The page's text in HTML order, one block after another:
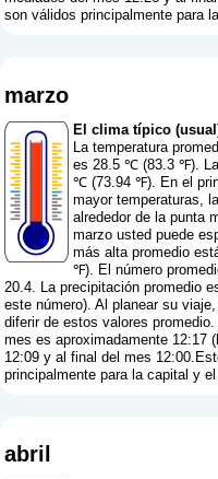
son válidos principalmente para
marzo
El clima típico
La temperatura
es 28.5 ℃ (83.3 ℉). La
℃ (73.94 ℉). En el
mayor temperaturas,
alrededor de la punta
marzo usted puede
más alta promedio
℉). El número
20.4. La precipitación promedio
este número). Al planear su
diferir de estos valores
mes es aproximadamente 12:17
12:09 y al final del mes
principalmente para la capital y el
abril